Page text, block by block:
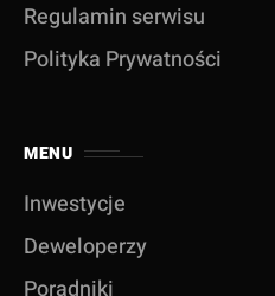
Regulamin serwisu
Polityka Prywatności
MENU
Inwestycje
Deweloperzy
Poradniki